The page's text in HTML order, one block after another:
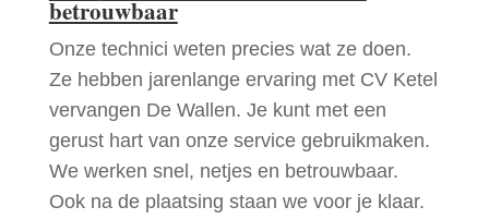
betrouwbaar
Onze technici weten precies wat ze doen.
Ze hebben jarenlange ervaring met CV Ketel
vervangen De Wallen. Je kunt met een
gerust hart van onze service gebruikmaken.
We werken snel, netjes en betrouwbaar.
Ook na de plaatsing staan we voor je klaar.